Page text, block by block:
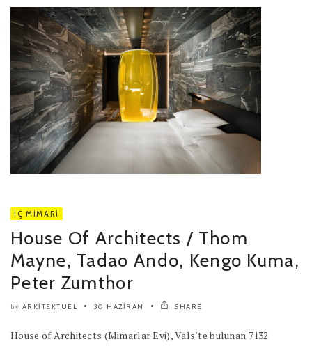
İÇ MIMARI
House Of Architects / Thom
Mayne, Tadao Ando, Kengo Kuma,
Peter Zumthor
by ARKITEKTUEL 30 HAZIRAN SHARE
House of Architects (Mimarlar Evi), Vals’te bulunan 7132